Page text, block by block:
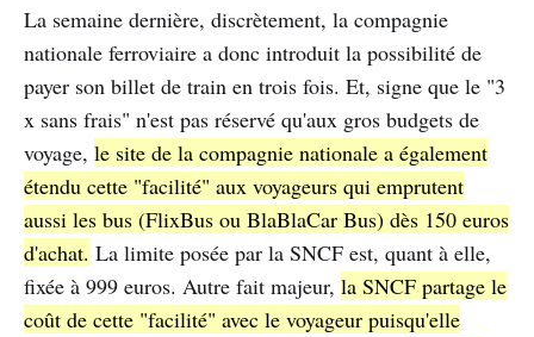
La semaine dernière, discrètement, la compagnie
nationale ferroviaire a donc introduit la possibilité de
payer son billet de train en trois fois. Et, signe que le "3
x sans frais" n'est pas réservé qu'aux gros budgets de
voyage, le site de la compagnie nationale a également
étendu cette "facilité" aux voyageurs qui emprutent
aussi les bus (FlixBus ou BlaBlaCar Bus) dès 150 euros
d'achat. La limite posée par la SNCF est, quant à elle,
fixée à 999 euros. Autre fait majeur, la SNCF partage le
coût de cette "facilité" avec le voyageur puisqu'elle